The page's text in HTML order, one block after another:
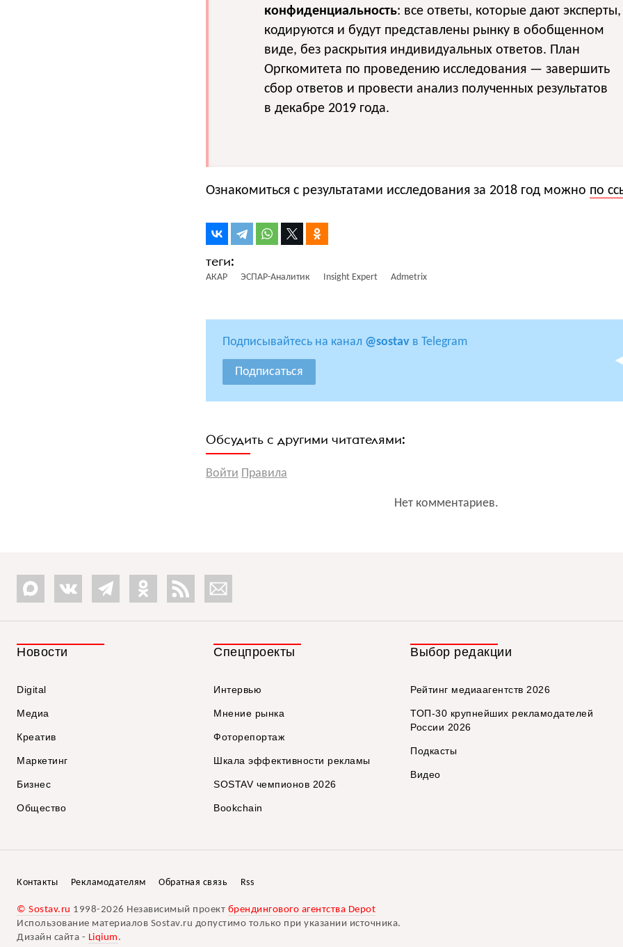
конфиденциальность: все ответы, которые дают эксперты,
кодируются и будут представлены рынку в обобщенном
виде, без раскрытия индивидуальных ответов. План
Оргкомитета по проведению исследования — завершить
сбор ответов и провести анализ полученных результатов
в декабре 2019 года.
Ознакомиться с результатами исследования за 2018 год можно по
АКАР ЭСПАР-Аналитик Insight Expert Admetrix
Подписывайтесь на канал @sostav в Telegram
Подписаться
Обсудить с другими читателями:
Войти Правила
Нет комментариев.
Новости
Digital
Медиа
Креатив
Маркетинг
Бизнес
Общество
Спецпроекты
Интервью
Мнение рынка
Фоторепортаж
Шкала эффективности рекламы
SOSTAV чемпионов 2026
Bookchain
Выбор редакции
Рейтинг медиаагентств 2026
ТОП-30 крупнейших рекламодателей
России 2026
Подкасты
Видео
Контакты Рекламодателям Обратная связь Rss
© Sostav.ru 1998-2026 Независимый проект брендингового агентства Depot
Использование материалов Sostav.ru допустимо только при указании источника.
Дизайн сайта - Liqium .